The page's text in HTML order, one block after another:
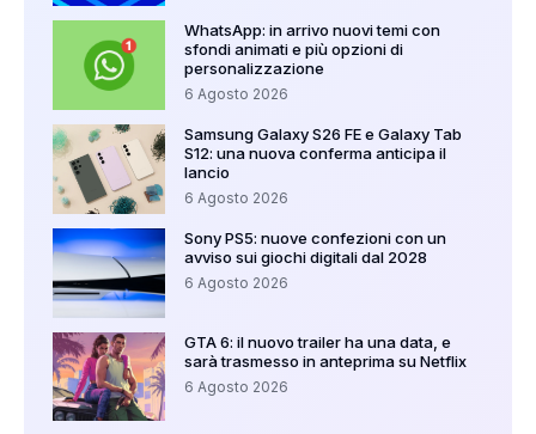
WhatsApp: in arrivo nuovi temi con
sfondi animati e più opzioni di
personalizzazione
6 Agosto 2026
Samsung Galaxy S26 FE e Galaxy Tab
S12: una nuova conferma anticipa il
lancio
6 Agosto 2026
Sony PS5: nuove confezioni con un
avviso sui giochi digitali dal 2028
6 Agosto 2026
GTA 6: il nuovo trailer ha una data, e
sarà trasmesso in anteprima su Netflix
6 Agosto 2026